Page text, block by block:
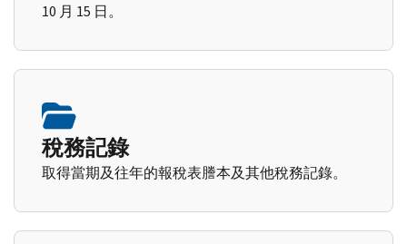
10 月 15 日。
稅務記錄
取得當期及往年的報稅表謄本及其他稅務記錄。